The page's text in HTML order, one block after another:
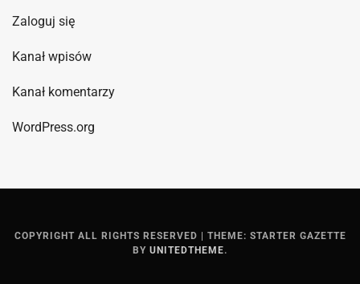
Zaloguj się
Kanał wpisów
Kanał komentarzy
WordPress.org
COPYRIGHT ALL RIGHTS RESERVED
THEME: STARTER GAZETTE
BY UNITEDTHEME.